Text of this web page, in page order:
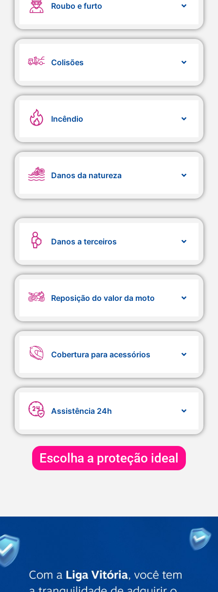
Roubo e furto
Colisões
Incêndio
Danos da natureza
Danos a terceiros
Reposição do valor da moto
Cobertura para acessórios
Assistência 24h
Escolha a proteção ideal